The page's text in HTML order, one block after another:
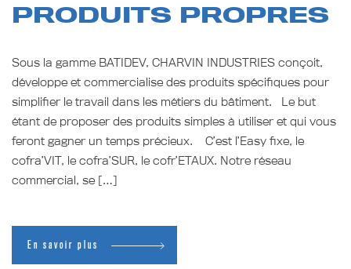
PRODUITS PROPRES
Sous la gamme BATIDEV, CHARVIN INDUSTRIES conçoit,
développe et commercialise des produits spécifiques pour
simplifier le travail dans les métiers du bâtiment. Le but
étant de proposer des produits simples à utiliser et qui vous
feront gagner un temps précieux. C’est l’Easy fixe, le
cofra’VIT, le cofra’SUR, le cofr’ETAUX. Notre réseau
commercial, se […]
En savoir plus